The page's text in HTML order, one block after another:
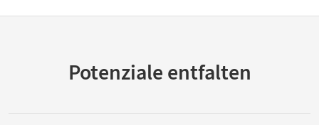
Potenziale entfalten